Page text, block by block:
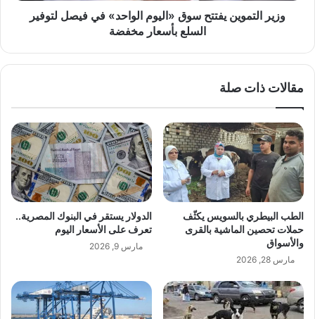
السلعوزير التموين يفتتح سوق «اليوم الواحد» في فيصل لتوفير
السلع بأسعار مخفضة
مقالات ذات صلة
الطب البيطري بالسويس يكثّف
حملات تحصين الماشية بالقرى
والأسواق
مارس 28, 2026
الدولار يستقر في البنوك المصرية..
تعرف على الأسعار اليوم
مارس 9, 2026